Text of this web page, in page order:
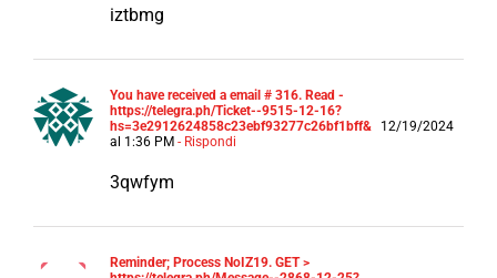
iztbmg
You have received a email # 316. Read -
https://telegra.ph/Ticket--9515-12-16?
hs=3e2912624858c23ebf93277c26bf1bff&
12/19/2024
al 1:36 PM - Rispondi
3qwfym
Reminder; Process NoIZ19. GET >